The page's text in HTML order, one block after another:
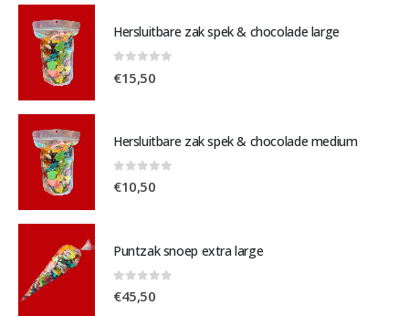
Hersluitbare zak spek & chocolade large
€15,50
Hersluitbare zak spek & chocolade medium
0out of 5
€10,50
Puntzak snoep extra large
0out of 5
€45,50